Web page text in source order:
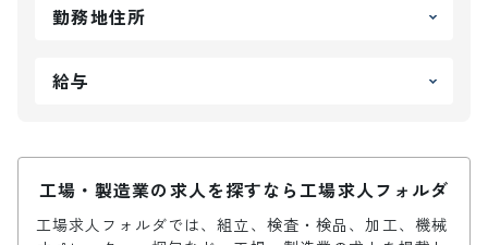
勤務地住所
給与
工場・製造業の求人を探すなら工場求人フォルダ
工場求人フォルダでは、組立、検査・検品、加工、機械